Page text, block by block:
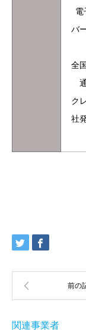
電
バ
全
ク
社
関連事業者